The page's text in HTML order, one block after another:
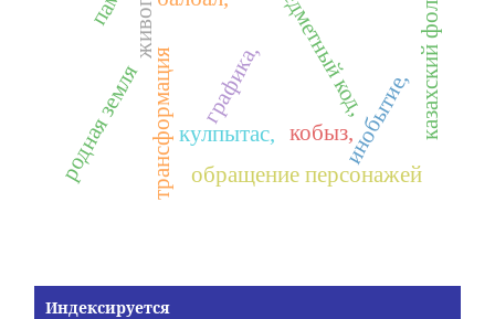
графика,
кобыз,
кулпытас,
предметный код,инобытие,
трансформация обращение персонажей
родная земля казахский фольклор
Индексируется